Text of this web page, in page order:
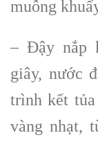
muỗng
– Đậy nắp
giây, nước
trình kết tủa
vàng nhạt,